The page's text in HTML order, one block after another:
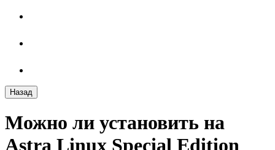
Назад
Можно ли установить на
Astra Linux Special Edition